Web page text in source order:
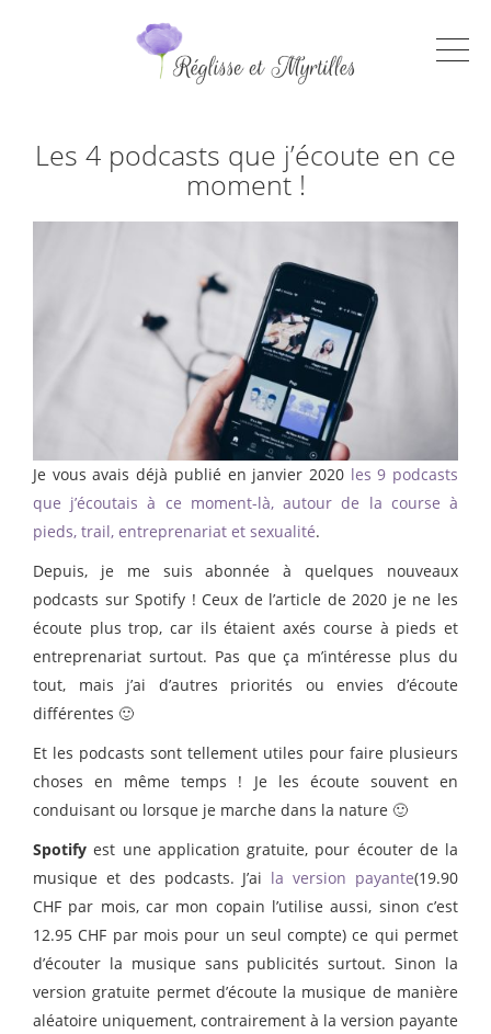
Les 4 podcasts que j’écoute en ce
moment !
Je vous avais déjà publié en janvier 2020 les 9 podcasts
que j’écoutais à ce moment-là, autour de la course à
pieds, trail, entreprenariat et sexualité.
Depuis, je me suis abonnée à quelques nouveaux
podcasts sur Spotify ! Ceux de l’article de 2020 je ne les
écoute plus trop, car ils étaient axés course à pieds et
entreprenariat surtout. Pas que ça m’intéresse plus du
tout, mais j’ai d’autres priorités ou envies d’écoute
différentes 🙂
Et les podcasts sont tellement utiles pour faire plusieurs
choses en même temps ! Je les écoute souvent en
conduisant ou lorsque je marche dans la nature 🙂
Spotify est une application gratuite, pour écouter de la
musique et des podcasts. J’ai la version payante(19.90
CHF par mois, car mon copain l’utilise aussi, sinon c’est
12.95 CHF par mois pour un seul compte) ce qui permet
d’écouter la musique sans publicités surtout. Sinon la
version gratuite permet d’écoute la musique de manière
aléatoire uniquement, contrairement à la version payante